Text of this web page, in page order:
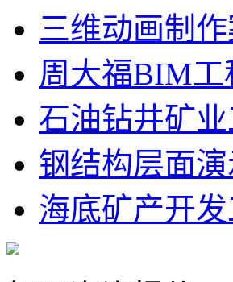
三维动画制
周大福BIM工
石油钻井矿
钢结构层面
海底矿产开